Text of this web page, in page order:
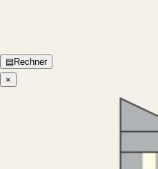
▤Rechner
×